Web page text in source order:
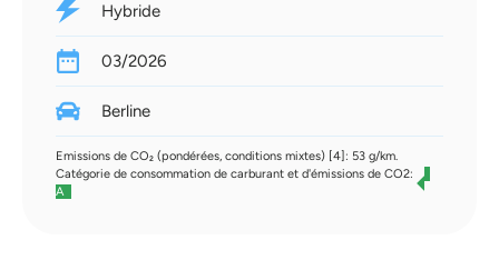
Hybride
03/2026
Berline
Emissions de CO₂ (pondérées, conditions mixtes) [4]: 53 g/km.
Catégorie de consommation de carburant et d'émissions de CO2:
A